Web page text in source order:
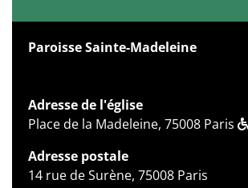
Paroisse Sainte-Madeleine
Adresse de l'église
Place de la Madeleine, 75008 Paris
Adresse postale
14 rue de Surène, 75008 Paris